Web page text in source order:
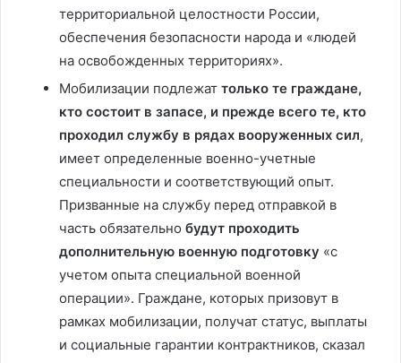
территориальной целостности России,
обеспечения безопасности народа и «людей
на освобожденных территориях».
Мобилизации подлежат только те граждане,
кто состоит в запасе, и прежде всего те, кто
проходил службу в рядах вооруженных сил,
имеет определенные военно-учетные
специальности и соответствующий опыт.
Призванные на службу перед отправкой в
часть обязательно будут проходить
дополнительную военную подготовку «с
учетом опыта специальной военной
операции». Граждане, которых призовут в
рамках мобилизации, получат статус, выплаты
и социальные гарантии контрактников, сказал